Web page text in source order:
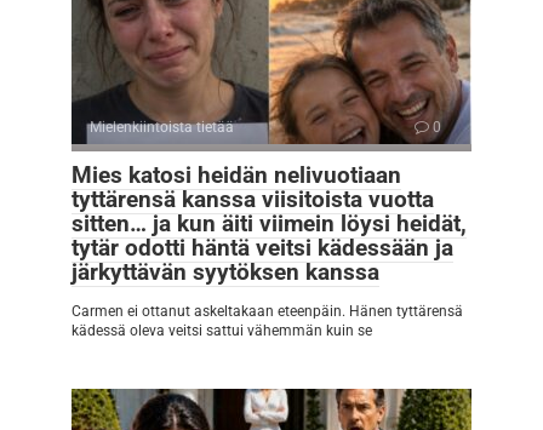
Mielenkiintoista tietää 0
Mies katosi heidän nelivuotiaan
tyttärensä kanssa viisitoista vuotta
sitten… ja kun äiti viimein löysi heidät,
tytär odotti häntä veitsi kädessään ja
järkyttävän syytöksen kanssa
Carmen ei ottanut askeltakaan eteenpäin. Hänen tyttärensä
kädessä oleva veitsi sattui vähemmän kuin se